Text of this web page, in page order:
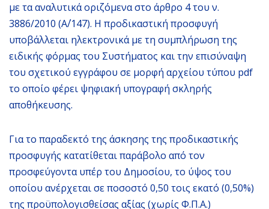
με τα αναλυτικά οριζόμενα στο άρθρο 4 του ν.
3886/2010 (Α΄/147). Η προδικαστική προσφυγή
υποβάλλεται ηλεκτρονικά με τη συμπλήρωση της
ειδικής φόρμας του Συστήματος και την επισύναψη
του σχετικού εγγράφου σε μορφή αρχείου τύπου pdf
το οποίο φέρει ψηφιακή υπογραφή σκληρής
αποθήκευσης.
Για το παραδεκτό της άσκησης της προδικαστικής
προσφυγής κατατίθεται παράβολο από τον
προσφεύγοντα υπέρ του Δημοσίου, το ύψος του
οποίου ανέρχεται σε ποσοστό 0,50 τοις εκατό (0,50%)
της προϋπολογισθείσας αξίας (χωρίς Φ.Π.Α.)